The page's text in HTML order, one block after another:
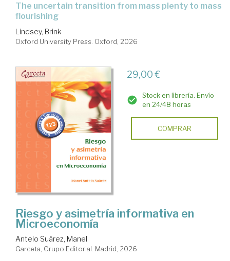
the uncertain transition from mass plenty to mass
flourishing
Lindsey, Brink
Oxford University Press. Oxford, 2026
29,00 €
Stock en librería. Envío
en 24/48 horas
COMPRAR
Riesgo y asimetría informativa en
Microeconomía
Antelo Suárez, Manel
Garceta, Grupo Editorial. Madrid, 2026